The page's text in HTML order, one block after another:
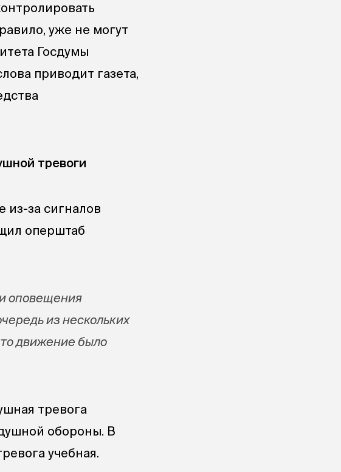
уже не могут
Госдумы
приводит газета,
тревоги
за сигналов
оперштаб
оповещения
из нескольких
движение было
тревога
обороны. В
учебная.